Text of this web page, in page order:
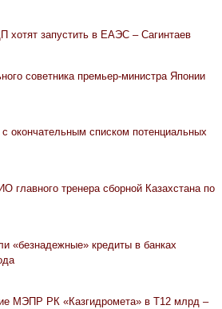
хотят запустить в ЕАЭС – Сагинтаев
советника премьер-министра Японии
окончательным списком потенциальных
главного тренера сборной Казахстана по
«безнадежные» кредиты в банках
МЭПР РК «Казгидромета» в Т12 млрд –